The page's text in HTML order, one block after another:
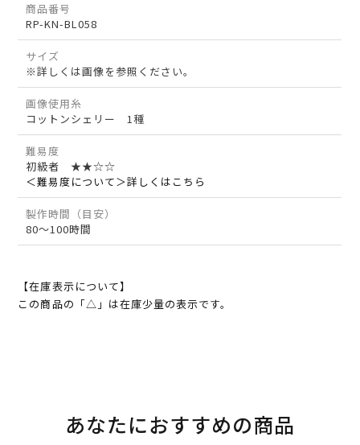
商品番号
RP-KN-BL058
サイズ
※詳しくは画像を参照ください。
画像使用糸
コットンシェリー 1種
難易度
初級者 ★★☆☆
＜難易度について＞詳しくはこちら
製作時間（目安）
80～100時間
【在庫表示について】
この商品の「△」は在庫少量の表示です。
あなたにおすすめの商品